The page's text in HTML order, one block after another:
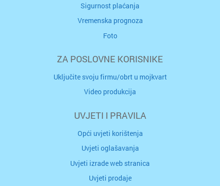
Sigurnost plaćanja
Vremenska prognoza
Foto
ZA POSLOVNE KORISNIKE
Uključite svoju firmu/obrt u mojkvart
Video produkcija
UVJETI I PRAVILA
Opći uvjeti korištenja
Uvjeti oglašavanja
Uvjeti izrade web stranica
Uvjeti prodaje